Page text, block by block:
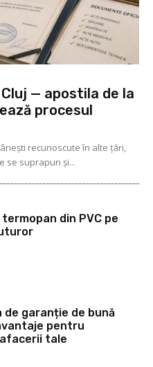
— apostila de la
procesul
recunoscute în alte țări,
se suprapun și...
din PVC pe
de garanție de bună
pentru
tale